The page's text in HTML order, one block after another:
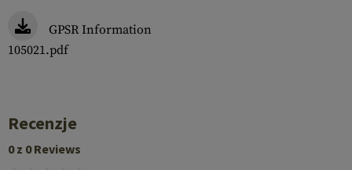
GPSR Information
105021.pdf
Recenzje
0 z 0 Reviews